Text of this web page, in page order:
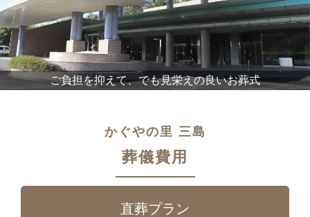
ご負担を抑えて、でも見栄えの良いお葬式
かぐやの里 三島
葬儀費用
直葬プラン